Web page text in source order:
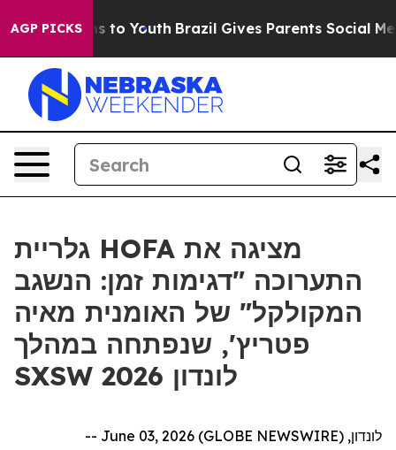
AGP PICKS
Harms to Youth Brazil Gives Parents Social
גלריית HOFA מציגה את
התערוכה "דגימות זמן: הנשגב
המקולקל" של האומנית מאיה
פטריץ', שנפתחה במהלך
SXSW לונדון 2026
לונדון, June 03, 2026 (GLOBE NEWSWIRE) --